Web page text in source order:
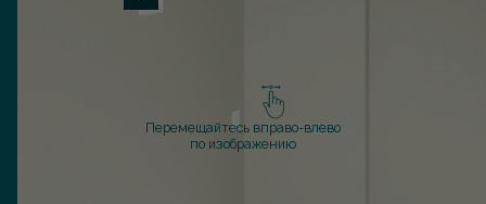
Перемещайтесь вправо-влево
по изображению